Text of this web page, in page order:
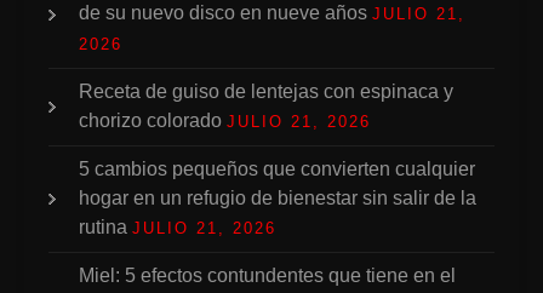
de su nuevo disco en nueve años JULIO 21,
2026
Receta de guiso de lentejas con espinaca y
chorizo colorado JULIO 21, 2026
5 cambios pequeños que convierten cualquier
hogar en un refugio de bienestar sin salir de la
rutina JULIO 21, 2026
Miel: 5 efectos contundentes que tiene en el